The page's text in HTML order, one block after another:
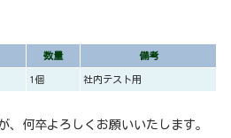
数量 備考
1個 社内テスト用
、何卒よろしくお願いいたします。